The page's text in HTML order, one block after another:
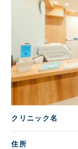
クリニック名
住所